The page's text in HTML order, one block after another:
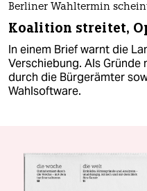
Berliner Wahltermin
Koalition streitet,
In einem Brief warnt die
Verschiebung. Als Gründe
durch die Bürgerämter
Wahlsoftware.